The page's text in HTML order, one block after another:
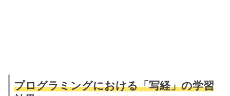
プログラミングにおける「写経」の学習